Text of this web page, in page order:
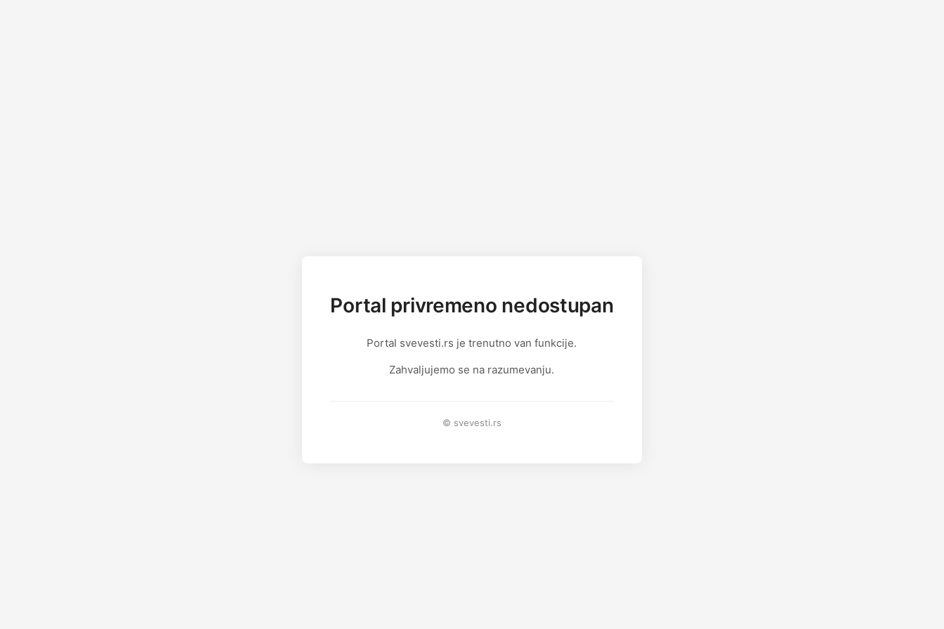
Portal privremeno nedostupan
Portal svevesti.rs je trenutno van funkcije.
Zahvaljujemo se na razumevanju.
© svevesti.rs